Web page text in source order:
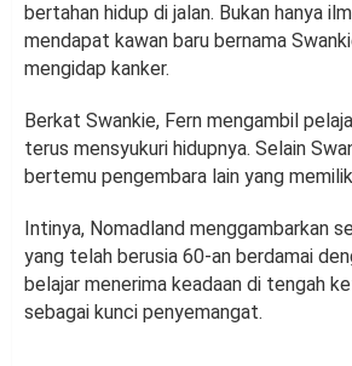
bertahan hidup di jalan. Bukan hanya
mendapat kawan baru bernama
mengidap kanker.
Berkat Swankie, Fern mengambil
terus mensyukuri hidupnya. Selain
bertemu pengembara lain yang
Intinya, Nomadland menggambarkan
yang telah berusia 60-an berdamai
belajar menerima keadaan di tengah
sebagai kunci penyemangat.